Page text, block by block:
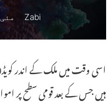
Zabi مئی 23, 2022